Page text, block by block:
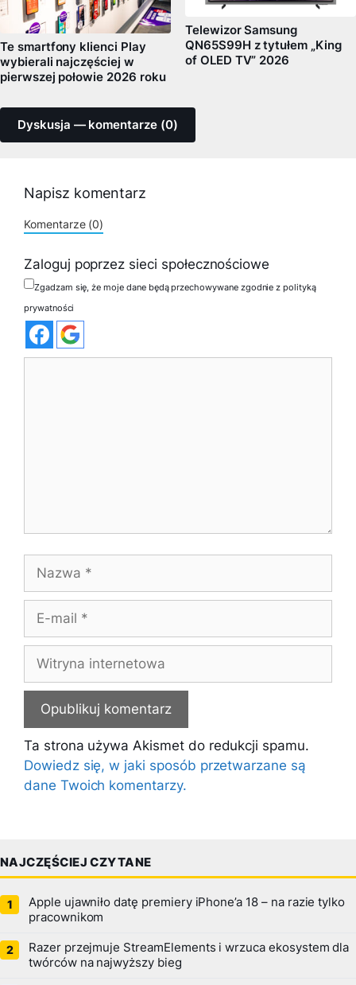
Te smartfony klienci Play
wybierali najczęściej w
pierwszej połowie 2026 roku
Telewizor Samsung
QN65S99H z tytułem „King
of OLED TV” 2026
Dyskusja — komentarze (0)
Napisz komentarz
Komentarze (0)
Zaloguj poprzez sieci społecznościowe
Zgadzam się, że moje dane będą przechowywane zgodnie z polityką
prywatności
mail
internetowa
Ta strona używa Akismet do redukcji spamu.
Dowiedz się, w jaki sposób przetwarzane są
dane Twoich komentarzy.
NAJCZĘŚCIEJ CZYTANE
Apple ujawniło datę premiery iPhone’a 18 – na razie tylko
pracownikom
Razer przejmuje StreamElements i wrzuca ekosystem dla
twórców na najwyższy bieg